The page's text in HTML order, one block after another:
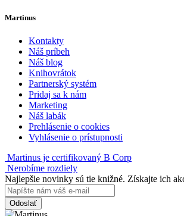
Martinus
Kontakty
Náš príbeh
Náš blog
Knihovrátok
Partnerský systém
Pridaj sa k nám
Marketing
Náš labák
Prehlásenie o cookies
Vyhlásenie o prístupnosti
Martinus je certifikovaný B Corp
Nerobíme rozdiely
Najlepšie novinky sú tie knižné. Získajte ich
Odoslať